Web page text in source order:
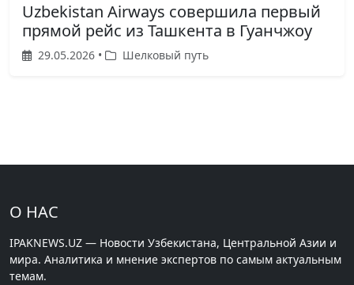
Uzbekistan Airways совершила первый
прямой рейс из Ташкента в Гуанчжоу
29.05.2026 • Шелковый путь
О НАС
IPAKNEWS.UZ — Новости Узбекистана, Центральной Азии и
мира. Аналитика и мнение экспертов по самым актуальным
темам.